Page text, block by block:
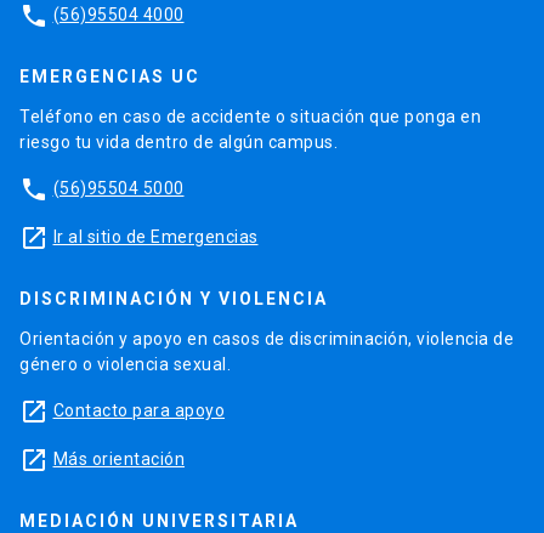
phone (56)95504 4000
EMERGENCIAS UC
Teléfono en caso de accidente o situación que ponga en
riesgo tu vida dentro de algún campus.
phone (56)95504 5000
launch Ir al sitio de Emergencias
DISCRIMINACIÓN Y VIOLENCIA
Orientación y apoyo en casos de discriminación, violencia de
género o violencia sexual.
launch Contacto para apoyo
launch Más orientación
MEDIACIÓN UNIVERSITARIA